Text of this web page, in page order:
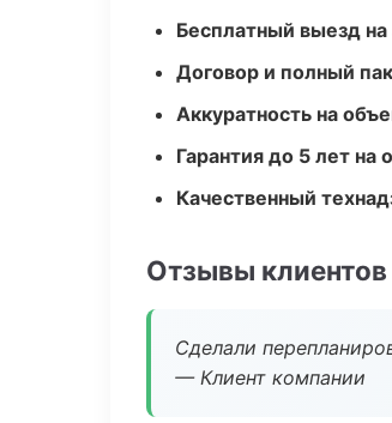
Бесплатный выезд
Договор и полный
Аккуратность на
Гарантия до 5 лет на
Качественный
Отзывы клиентов
Сделали
— Клиент компании